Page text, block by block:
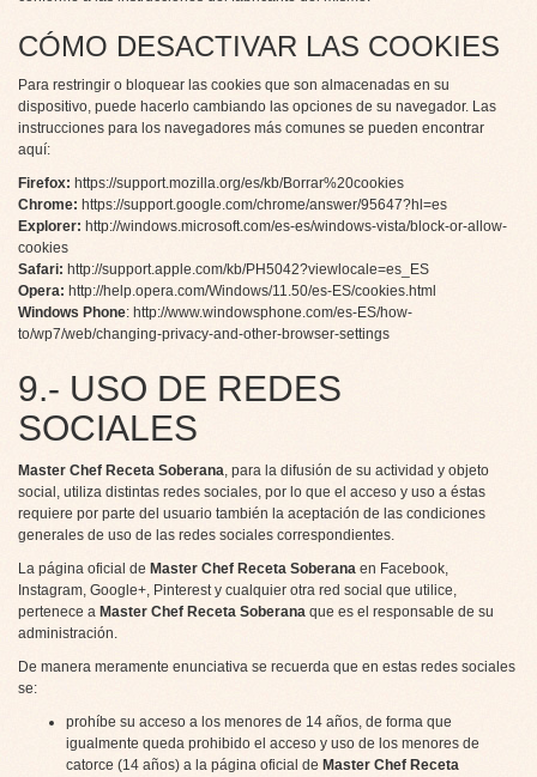
CÓMO DESACTIVAR LAS COOKIES
Para restringir o bloquear las cookies que son almacenadas en su
dispositivo, puede hacerlo cambiando las opciones de su navegador. Las
instrucciones para los navegadores más comunes se pueden encontrar
aquí:
Firefox: https://support.mozilla.org/es/kb/Borrar%20cookies
Chrome: https://support.google.com/chrome/answer/95647?hl=es
Explorer: http://windows.microsoft.com/es-es/windows-vista/block-or-allow-
cookies
Safari: http://support.apple.com/kb/PH5042?viewlocale=es_ES
Opera: http://help.opera.com/Windows/11.50/es-ES/cookies.html
Windows Phone: http://www.windowsphone.com/es-ES/how-
to/wp7/web/changing-privacy-and-other-browser-settings
9.- USO DE REDES
SOCIALES
Master Chef Receta Soberana, para la difusión de su actividad y objeto
social, utiliza distintas redes sociales, por lo que el acceso y uso a éstas
requiere por parte del usuario también la aceptación de las condiciones
generales de uso de las redes sociales correspondientes.
La página oficial de Master Chef Receta Soberana en Facebook,
Instagram, Google+, Pinterest y cualquier otra red social que utilice,
pertenece a Master Chef Receta Soberana que es el responsable de su
administración.
De manera meramente enunciativa se recuerda que en estas redes sociales
se:
prohíbe su acceso a los menores de 14 años, de forma que
igualmente queda prohibido el acceso y uso de los menores de
catorce (14 años) a la página oficial de Master Chef Receta